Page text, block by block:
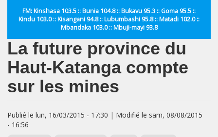
FM: Kinshasa 103.5 :: Bunia 104.8 :: Bukavu 95.3 :: Goma 95.5 ::
Kindu 103.0 :: Kisangani 94.8 :: Lubumbashi 95.8 :: Matadi 102.0 ::
Mbandaka 103.0 :: Mbuji-mayi 93.8
La future province du
Haut-Katanga compte
sur les mines
Publié le lun, 16/03/2015 - 17:30 | Modifié le sam, 08/08/2015
- 16:56